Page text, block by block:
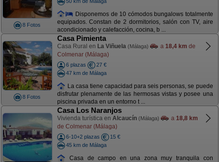
8 Fotos
Disponemos de 10 cómodos bungalows totalmente
equipados. Constan de 2 dormitorios, salón con TV, aire
acondicionado y calefacción, cocina, b ...
8 Fotos
Casa Pimienta
Casa Rural en La Viñuela (Málaga) a 18,4 km de
Colmenar (Málaga)
6 plazas
27 €
47 km de Málaga
La casa tiene capacidad para seis personas, se puede
disfrutar plenamente de las hermosas vistas y posee una
piscina privada en un entorno t ...
Casa Los Naranjos
Vivienda turística en Alcaucín (Málaga) a 18,8 km
de Colmenar (Málaga)
6-10+2 plazas
15 €
45 km de Málaga
Casa de campo en una zona muy tranquila con